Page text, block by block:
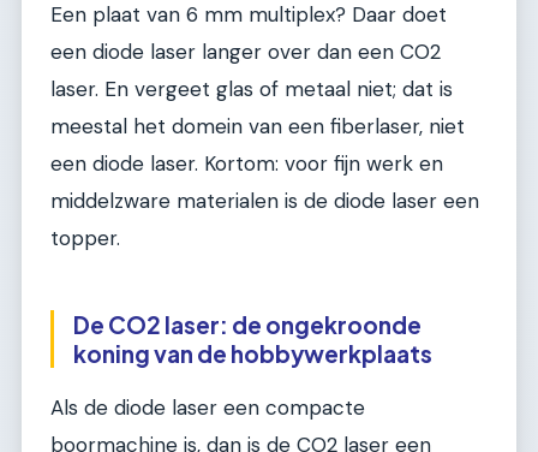
Een plaat van 6 mm multiplex? Daar doet
een diode laser langer over dan een CO2
laser. En vergeet glas of metaal niet; dat is
meestal het domein van een fiberlaser, niet
een diode laser. Kortom: voor fijn werk en
middelzware materialen is de diode laser een
topper.
De CO2 laser: de ongekroonde
koning van de hobbywerkplaats
Als de diode laser een compacte
boormachine is, dan is de CO2 laser een